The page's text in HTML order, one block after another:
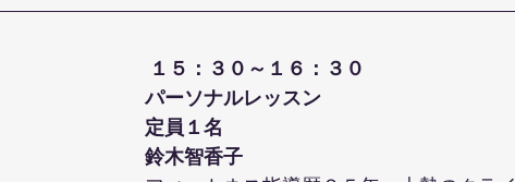
１５：３０～１６：３０
パーソナルレッスン
定員１名
鈴木智香子